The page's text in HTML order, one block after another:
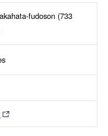
fudoson (733